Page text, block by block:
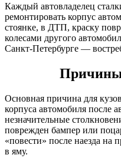
Каждый автовладелец
ремонтировать корпус
стоянке, в ДТП, краску
колесами другого
Санкт-Петербурге —
Причины
Основная причина для
корпуса автомобиля после
незначительные
поврежден бампер или
«повести» после наезда на
в яму.